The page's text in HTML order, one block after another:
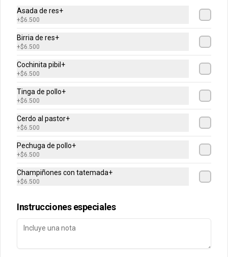
Conócenos
Despacho
Términos y condiciones
Política de privacidad
Redes sociales
Mi cuenta
Iniciar sesión
Asada de res+
+$6.500
Birria de res+
+$6.500
Cochinita pibil+
+$6.500
Tinga de pollo+
+$6.500
Cerdo al pastor+
+$6.500
Pechuga de pollo+
+$6.500
Champiñones con tatemada+
+$6.500
Instrucciones especiales